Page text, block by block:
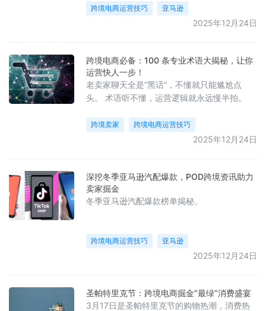
跨境电商运营技巧 亚马逊
2025年12月24日
跨境电商必备：100 条专业术语大揭秘，让你
运营快人一步！
老卖家聊天全是“黑话”，不懂就只能尴尬点
头。 术语听不懂，运营逻辑就永远慢半拍。
跨境卖家 跨境电商运营技巧
2025年12月24日
深挖冬季亚马逊汽配爆款，POD跨境资讯助力
卖家掘金
冬季亚马逊汽配爆款榜单揭秘。
跨境电商运营技巧 亚马逊
2025年12月24日
圣帕特里克节：跨境电商掘金“最绿”消费盛宴
3月17日是圣帕特里克节的购物热潮，消费热